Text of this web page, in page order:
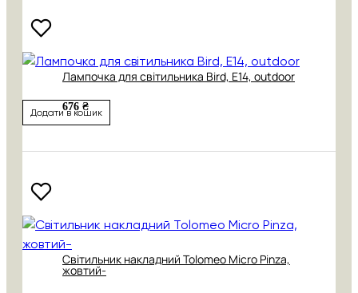
Лампочка для світильника Bird, Е14, outdoor
676 ₴
Додати в кошик
Світильник накладний Tolomeo Micro Pinza,
жовтий-